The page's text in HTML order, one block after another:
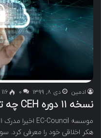
ادمین دی ۸, ۱۳۹۹ ۰ 116
نسخه ۱۱ دوره CEH چه تفاوتی با نسخه قبلی دارد؟
هکر اخلاقی خود را معرفی کرد.